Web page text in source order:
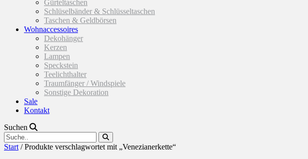
Gürteltaschen
Schlüselbänder & Schlüsseltaschen
Taschen & Geldbörsen
Wohnaccessoires
Dekohänger
Kerzen
Lampen
Speckstein
Teelichthalter
Traumfänger / Windspiele
Sonstige Dekoration
Sale
Kontakt
Suchen
Start / Produkte verschlagwortet mit „Venezianerkette“